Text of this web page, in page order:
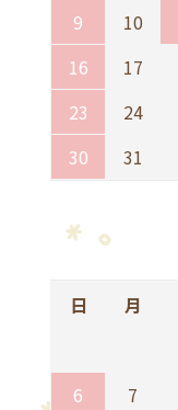
9
10
16
17
23
24
30
31
日 月
6
7